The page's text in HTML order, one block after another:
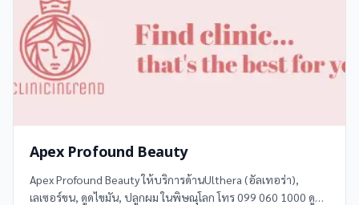
Apex Profound Beauty
Apex Profound Beauty ให้บริการด้านUlthera (อัลเทอร่า),
เลเซอร์ขน, ดูดไขมัน, ปลูกผม ในพิษณุโลก โทร 099 060 1000 ดู